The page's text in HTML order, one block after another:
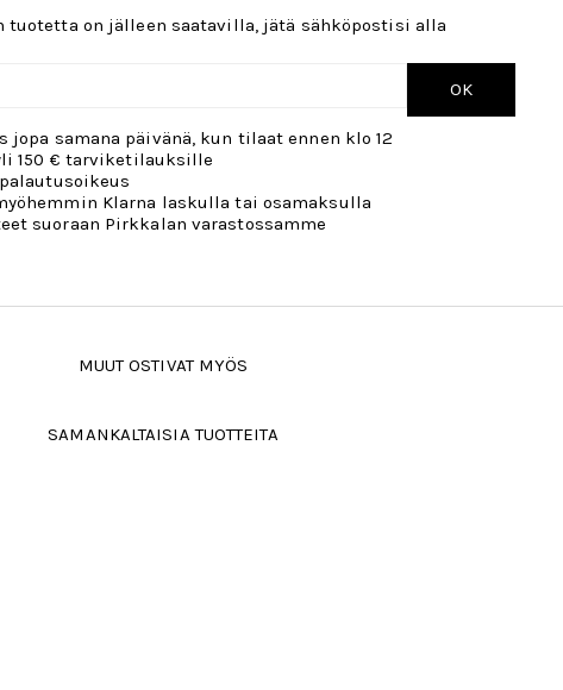
tuotetta on jälleen saatavilla, jätä sähköpostisi alla
OK
jopa samana päivänä, kun tilaat ennen klo 12
150 € tarviketilauksille
Klarna laskulla tai osamaksulla
suoraan Pirkkalan varastossamme
MUUT OSTIVAT MYÖS
SAMANKALTAISIA TUOTTEITA